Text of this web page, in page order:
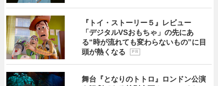
『トイ・ストーリー５』レビュー
「デジタルVSおもちゃ」の先にあ
る“時が流れても変わらないもの”に目
頭が熱くなる
P R
舞台『となりのトトロ』ロンドン公演